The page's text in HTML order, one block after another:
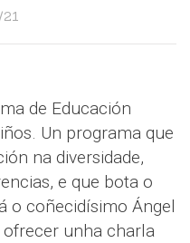
de Educación
Un programa que
na diversidade,
e que bota o
o coñecidísimo Ángel
ofrecer unha charla